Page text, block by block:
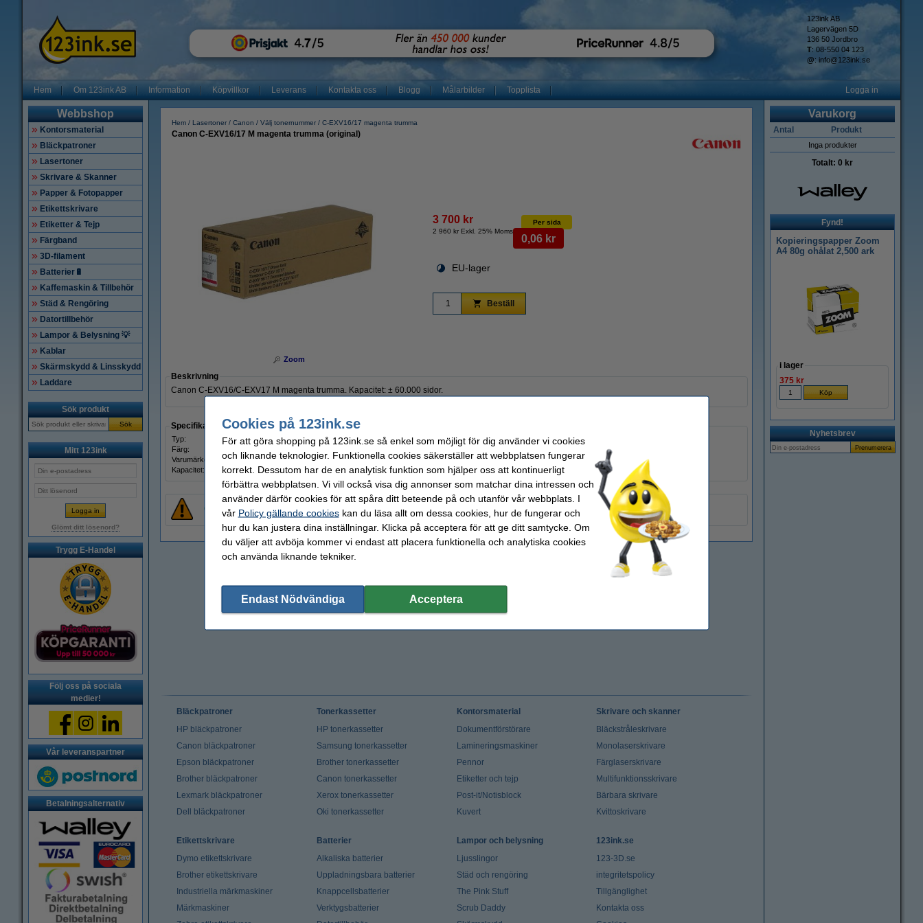
123ink AB
Lagervägen 5D
136 50 Jordbro
T: 08-550 04 123
@: info@123ink.se
Hem Om 123ink AB Information Köpvillkor Leverans Kontakta oss Blogg Målarbilder Topplista Logga in
Webbshop
Kontorsmaterial
Bläckpatroner
Lasertoner
Skrivare & Skanner
Papper & Fotopapper
Etikettskrivare
Etiketter & Tejp
Färgband
3D-filament
Batterier🔋
Kaffemaskin & Tillbehör
Städ & Rengöring
Datortillbehör
Lampor & Belysning 💡
Kablar
Skärmskydd & Linsskydd
Laddare
Sök produkt
Sök
Mitt 123ink
Glömt ditt lösenord?
Trygg E-Handel
Följ oss på sociala
medier!
Vår leveranspartner
Betalningsalternativ
Hem Lasertoner Canon Välj tonernummer C-EXV16/17 magenta trumma
Canon C-EXV16/17 M magenta trumma (original)
Zoom
3 700 kr
2 960 kr Exkl. 25% Moms
Per sida
0,06 kr
EU-lager
Beställ
Beskrivning
Canon C-EXV16/C-EXV17 M magenta trumma. Kapacitet: ± 60.000 sidor.
Specifikationer
Typ: trumma OEM:
Färg:
magenta
Varumärke:
Canon Vårt artikelnr:
017204
Kapacitet:
± 60.000 sidor Nummer: C-EXV 16/17
OBS! En ny trumma innehåller INTE tonerpulver. Om din skrivare kräver en toner - vänligen beställ ej en trumma!
Varukorg
Antal Produkt
Inga produkter
Totalt: 0 kr
Fynd!
Kopieringspapper Zoom
A4 80g ohålat 2,500 ark
i lager
375 kr
Nyhetsbrev
Bläckpatroner
HP bläckpatroner
Canon bläckpatroner
Epson bläckpatroner
Brother bläckpatroner
Lexmark bläckpatroner
Dell bläckpatroner
Tonerkassetter
HP tonerkassetter
Samsung tonerkassetter
Brother tonerkassetter
Canon tonerkassetter
Xerox tonerkassetter
Oki tonerkassetter
Kontorsmaterial
Dokumentförstörare
Lamineringsmaskiner
Pennor
Etiketter och tejp
Post-it/Notisblock
Kuvert
Skrivare och skanner
Bläckstråleskrivare
Monolaserskrivare
Färglaserskrivare
Multifunktionsskrivare
Bärbara skrivare
Kvittoskrivare
Etikettskrivare
Dymo etikettskrivare
Brother etikettskrivare
Industriella märkmaskiner
Märkmaskiner
Batterier
Alkaliska batterier
Uppladningsbara batterier
Knappcellsbatterier
Verktygsbatterier
Lampor och belysning
Ljusslingor
Städ och rengöring
The Pink Stuff
Scrub Daddy
123ink.se
123-3D.se
integritetspolicy
Tillgänglighet
Kontakta oss
Cookies på 123ink.se
För att göra shopping på 123ink.se så enkel som möjligt för dig använder vi cookies
och liknande teknologier. Funktionella cookies säkerställer att webbplatsen fungerar
korrekt. Dessutom har de en analytisk funktion som hjälper oss att kontinuerligt
förbättra webbplatsen. Vi vill också visa dig annonser som matchar dina intressen och
använder därför cookies för att spåra ditt beteende på och utanför vår webbplats. I
vår Policy gällande cookieskan du läsa allt om dessa cookies, hur de fungerar och
hur du kan justera dina inställningar. Klicka på acceptera för att ge ditt samtycke. Om
du väljer att avböja kommer vi endast att placera funktionella och analytiska cookies
och använda liknande tekniker.
Endast Nödvändiga Acceptera